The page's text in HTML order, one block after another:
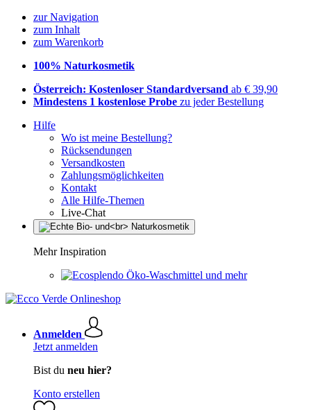
zur Navigation
zum Inhalt
zum Warenkorb
100% Naturkosmetik
Österreich: Kostenloser Standardversand ab € 39,90
Mindestens 1 kostenlose Probe zu jeder Bestellung
Hilfe
Wo ist meine Bestellung?
Rücksendungen
Versandkosten
Zahlungsmöglichkeiten
Kontakt
Alle Hilfe-Themen
Live-Chat
Mehr Inspiration
Öko-Waschmittel und mehr
Anmelden
Jetzt anmelden
Bist du neu hier?
Konto erstellen